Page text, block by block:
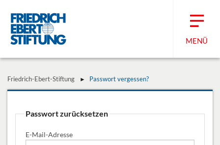
MENÜ
Friedrich-Ebert-Stiftung Passwort vergessen?
Passwort zurücksetzen
E-Mail-Adresse